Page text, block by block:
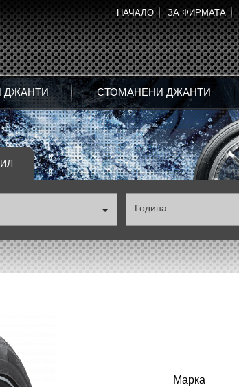
НАЧАЛО ЗА ФИРМАТА
ДЖАНТИ СТОМАНЕНИ ДЖАНТИ
Година
Марка